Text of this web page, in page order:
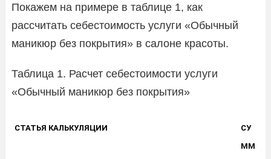
Покажем на примере в таблице 1, как
рассчитать себестоимость услуги «Обычный
маникюр без покрытия» в салоне красоты.
Таблица 1. Расчет себестоимости услуги
«Обычный маникюр без покрытия»
СТАТЬЯ КАЛЬКУЛЯЦИИ
СУ
ММ